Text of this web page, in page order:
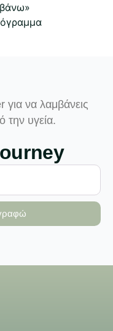
να λαμβάνεις
υγεία.